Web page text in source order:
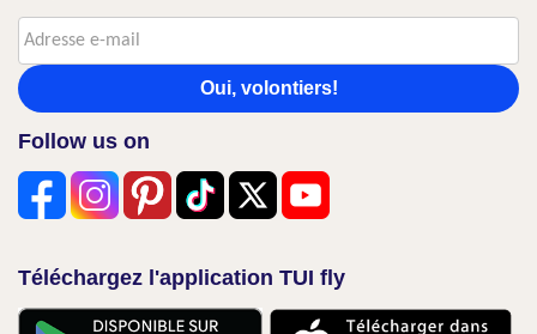
Oui, volontiers!
Follow us on
Téléchargez l'application TUI fly